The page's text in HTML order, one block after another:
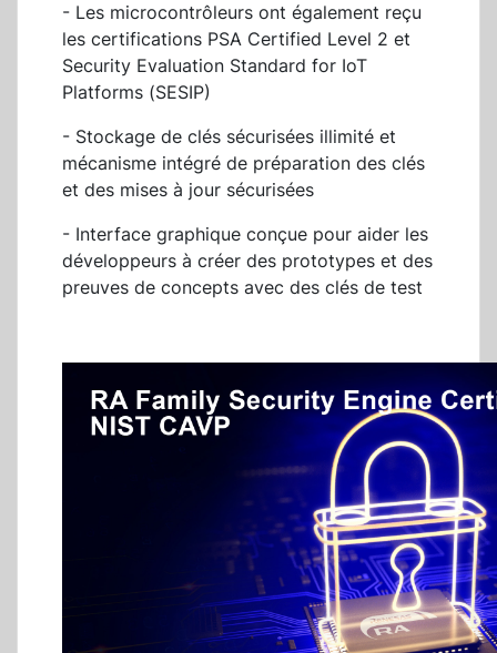
- Les microcontrôleurs ont également reçu
les certifications PSA Certified Level 2 et
Security Evaluation Standard for IoT
Platforms (SESIP)
- Stockage de clés sécurisées illimité et
mécanisme intégré de préparation des clés
et des mises à jour sécurisées
- Interface graphique conçue pour aider les
développeurs à créer des prototypes et des
preuves de concepts avec des clés de test